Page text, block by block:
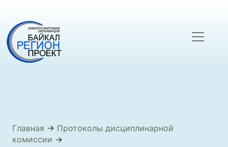
Главная → Протоколы дисциплинарной
комиссии →